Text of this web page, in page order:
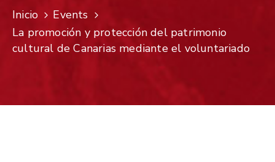
Inicio
Events
La promoción y protección del patrimonio
cultural de Canarias mediante el voluntariado